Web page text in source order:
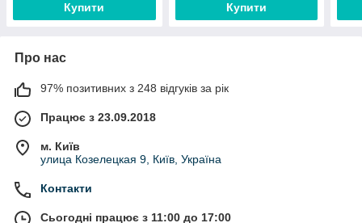
Купити Купити
Про нас
97% позитивних з 248 відгуків за рік
Працює з 23.09.2018
м. Київ
улица Козелецкая 9, Київ, Україна
Контакти
Сьогодні працює з 11:00 до 17:00